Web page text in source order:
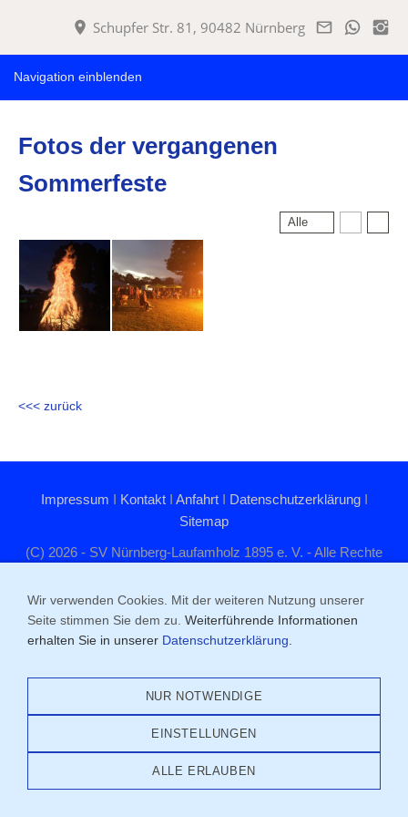
Schupfer Str. 81, 90482 Nürnberg
Navigation einblenden
Fotos der vergangenen
Sommerfeste
Alle
<<< zurück
Impressum I KontaktI AnfahrtI DatenschutzerklärungI
Sitemap
(C) 2026 - SV Nürnberg-Laufamholz 1895 e. V. - Alle Rechte
Schupfer Str. 81, 90482 Nürnberg
Wir verwenden Cookies. Mit der weiteren Nutzung unserer
Seite stimmen Sie dem zu. Weiterführende Informationen
erhalten Sie in unserer Datenschutzerklärung
NUR NOTWENDIGE
EINSTELLUNGEN
ALLE ERLAUBEN